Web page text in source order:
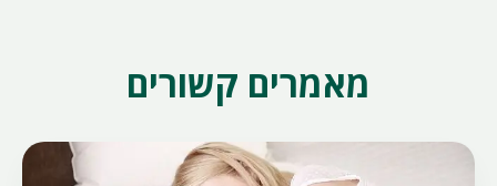
מאמרים קשורים